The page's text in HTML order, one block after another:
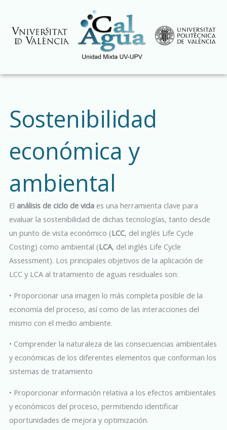
contenido
Sostenibilidad
económica y
ambiental
El análisis de ciclo de vidaes una herramienta clave para
evaluar la sostenibilidad de dichas tecnologías, tanto desde
un punto de vista económico (LCC, del inglés Life Cycle
Costing) como ambiental (LCA, del inglés Life Cycle
Assessment). Los principales objetivos de la aplicación de
LCC y LCA al tratamiento de aguas residuales son:
• Proporcionar una imagen lo más completa posible de la
economía del proceso, así como de las interacciones del
mismo con el medio ambiente.
• Comprender la naturaleza de las consecuencias ambientales
y económicas de los diferentes elementos que conforman los
sistemas de tratamiento
• Proporcionar información relativa a los efectos ambientales
y económicos del proceso, permitiendo identificar
oportunidades de mejora y optimización.